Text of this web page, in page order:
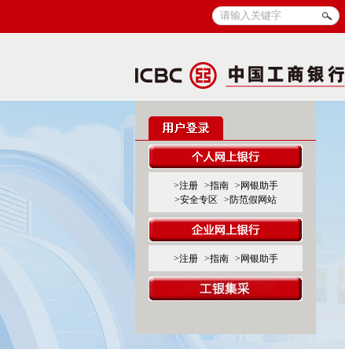
>注册 >指南
>网银助手
>安全专区
>防范假网站
>注册 >指南 >网银助手